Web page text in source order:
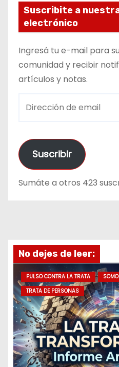
Suscribite a
electrónico
Ingresá tu e-mail para
comunidad y recibir
artículos y notas.
e
c
i
e
e
m
a
i
Suscribir
Sumáte a otros 423
No dejes de leer:
PULSO CONTRA LA TRATA
TRATA DE PERSONAS